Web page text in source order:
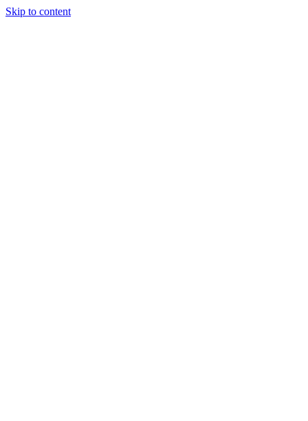
Skip to content